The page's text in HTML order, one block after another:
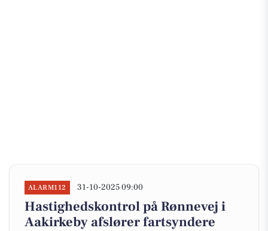
ALARM112 31-10-2025 09:00
Hastighedskontrol på Rønnevej i
Aakirkeby afslører fartsyndere